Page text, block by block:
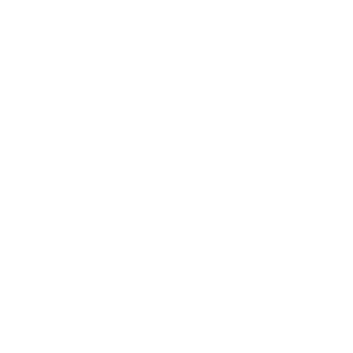
31 000 de litri de apă în fiecare zi.